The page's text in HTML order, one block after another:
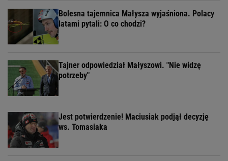
Bolesna tajemnica Małysza wyjaśniona. Polacy
latami pytali: O co chodzi?
Tajner odpowiedział Małyszowi. "Nie widzę
potrzeby"
Jest potwierdzenie! Maciusiak podjął decyzję
ws. Tomasiaka